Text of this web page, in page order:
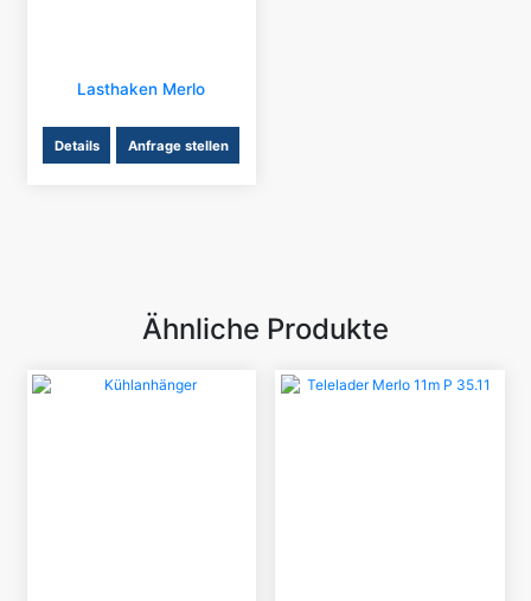
Lasthaken Merlo
Details Anfrage stellen
Ähnliche Produkte